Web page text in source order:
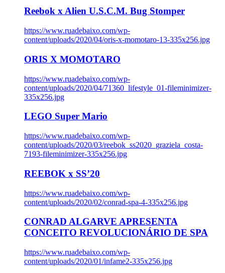
Reebok x Alien U.S.C.M. Bug Stomper
https://www.ruadebaixo.com/wp-
content/uploads/2020/04/oris-x-momotaro-13-335x256.jpg
ORIS X MOMOTARO
https://www.ruadebaixo.com/wp-
content/uploads/2020/04/71360_lifestyle_01-fileminimizer-
335x256.jpg
LEGO Super Mario
https://www.ruadebaixo.com/wp-
content/uploads/2020/03/reebok_ss2020_graziela_costa-
7193-fileminimizer-335x256.jpg
REEBOK x SS’20
https://www.ruadebaixo.com/wp-
content/uploads/2020/02/conrad-spa-4-335x256.jpg
CONRAD ALGARVE APRESENTA
CONCEITO REVOLUCIONÁRIO DE SPA
https://www.ruadebaixo.com/wp-
content/uploads/2020/01/infame2-335x256.jpg